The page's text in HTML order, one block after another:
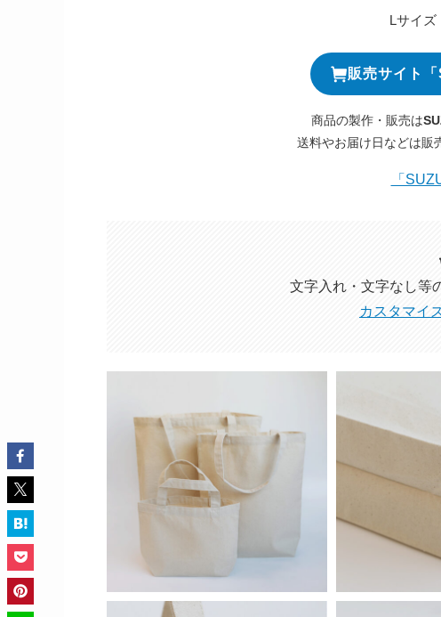
Lサイズ
販売サイト
商品の製作・販売は
送料やお届け日などは販
「
文字入れ・文字なし等
カスタマイ